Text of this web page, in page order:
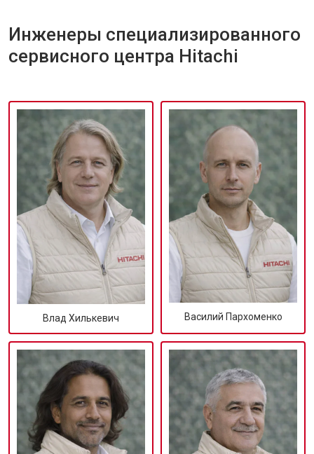
Инженеры специализированного
сервисного центра Hitachi
Влад Хилькевич Василий Пархоменко